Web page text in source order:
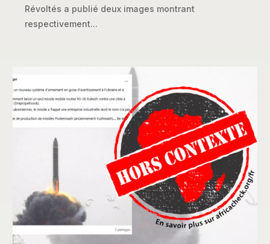
Révoltés a publié deux images montrant
respectivement...